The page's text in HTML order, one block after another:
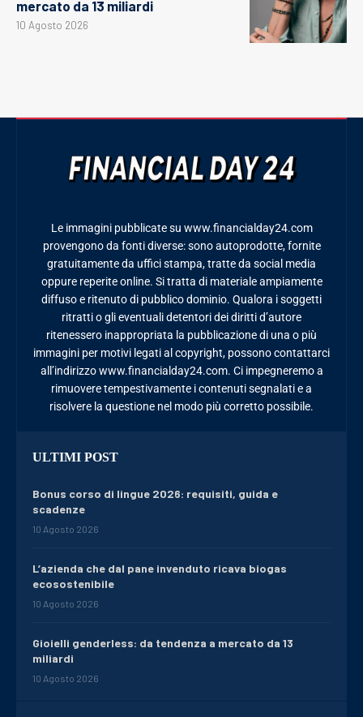
mercato da 13 miliardi
10 Agosto 2026
Le immagini pubblicate su www.financialday24.com
provengono da fonti diverse: sono autoprodotte, fornite
gratuitamente da uffici stampa, tratte da social media
oppure reperite online. Si tratta di materiale ampiamente
diffuso e ritenuto di pubblico dominio. Qualora i soggetti
ritratti o gli eventuali detentori dei diritti d’autore
ritenessero inappropriata la pubblicazione di una o più
immagini per motivi legati al copyright, possono contattarci
all’indirizzo www.financialday24.com. Ci impegneremo a
rimuovere tempestivamente i contenuti segnalati e a
risolvere la questione nel modo più corretto possibile.
ULTIMI POST
Bonus corso di lingue 2026: requisiti, guida e
scadenze
10 Agosto 2026
L’azienda che dal pane invenduto ricava biogas
ecosostenibile
10 Agosto 2026
Gioielli genderless: da tendenza a mercato da 13
miliardi
10 Agosto 2026